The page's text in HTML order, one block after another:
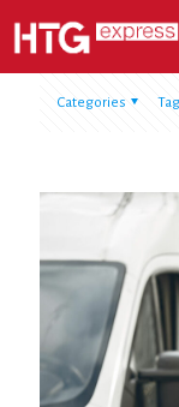
Categories